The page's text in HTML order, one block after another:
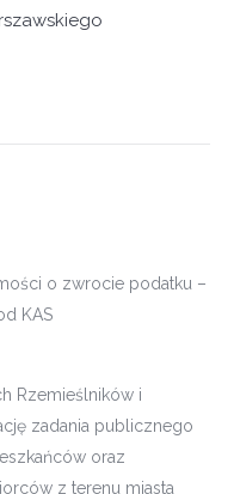
o zwrocie podatku –
KAS
Rzemieślników i
zadania publicznego
oraz
z terenu miasta